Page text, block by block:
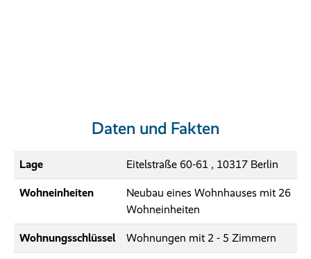
Daten und Fakten
Lage Eitelstraße 60-61 , 10317 Berlin
Wohneinheiten
Neubau eines Wohnhauses mit 26
Wohneinheiten
Wohnungsschlüssel Wohnungen mit 2 - 5 Zimmern